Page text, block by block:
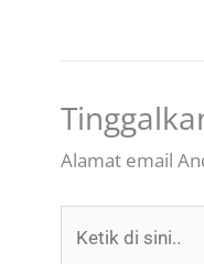
Alamat email